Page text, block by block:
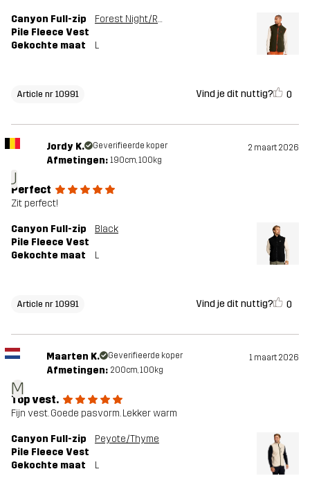
Canyon Full-zip
Pile Fleece Vest
Forest Night/Rusty Orange
Gekochte maat L
Article nr 10991 Vind je dit nuttig? 0
J
Jordy K. Geverifieerde koper 2 maart 2026
Afmetingen: 190cm, 100kg
Perfect
Zit perfect!
Canyon Full-zip
Pile Fleece Vest
Black
Gekochte maat L
Article nr 10991 Vind je dit nuttig? 0
M
Maarten K. Geverifieerde koper 1 maart 2026
Afmetingen: 200cm, 100kg
Top vest.
Fijn vest. Goede pasvorm. Lekker warm
Canyon Full-zip
Pile Fleece Vest
Peyote/Thyme
Gekochte maat L